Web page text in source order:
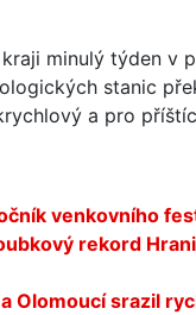
minulý týden v
stanic
a pro
venkovního
rekord
Olomoucí srazil